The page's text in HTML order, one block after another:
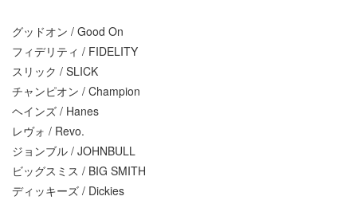
グッドオン / Good On
フィデリティ / FIDELITY
スリック / SLICK
チャンピオン / Champion
ヘインズ / Hanes
レヴォ / Revo.
ジョンブル / JOHNBULL
ビッグスミス / BIG SMITH
ディッキーズ / Dickies